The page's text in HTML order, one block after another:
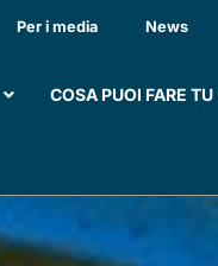
Per i media News
COSA PUOI FARE TU